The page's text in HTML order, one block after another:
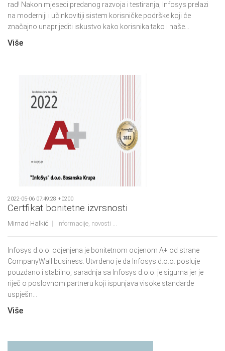
rad! Nakon mjeseci predanog razvoja i testiranja, Infosys prelazi
na moderniji i učinkovitiji sistem korisničke podrške koji će
značajno unaprijediti iskustvo kako korisnika tako i naše...
Više
2022-05-06 07:49:28 +0200
Certfikat bonitetne izvrsnosti
Mirnad Halkić Informacije, novosti ...
Infosys d.o.o. ocjenjena je bonitetnom ocjenom A+ od strane
CompanyWall business. Utvrđeno je da Infosys d.o.o. posluje
pouzdano i stabilno, saradnja sa Infosys d.o.o. je sigurna jer je
riječ o poslovnom partneru koji ispunjava visoke standarde
uspješn...
Više